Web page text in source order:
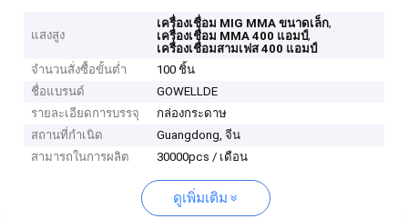
แสงสูง
เครื่องเชื่อม MIG MMA ขนาดเล็ก,
เครื่องเชื่อม MMA 400 แอมป์,
เครื่องเชื่อมสามเฟส 400 แอมป์
จำนวนสั่งซื้อขั้นต่ำ
100 ชิ้น
ชื่อแบรนด์
GOWELLDE
รายละเอียดการบรรจุ
กล่องกระดาษ
สถานที่กำเนิด
Guangdong, จีน
สามารถในการผลิต
30000pcs / เดือน
ดูเพิ่มเติม